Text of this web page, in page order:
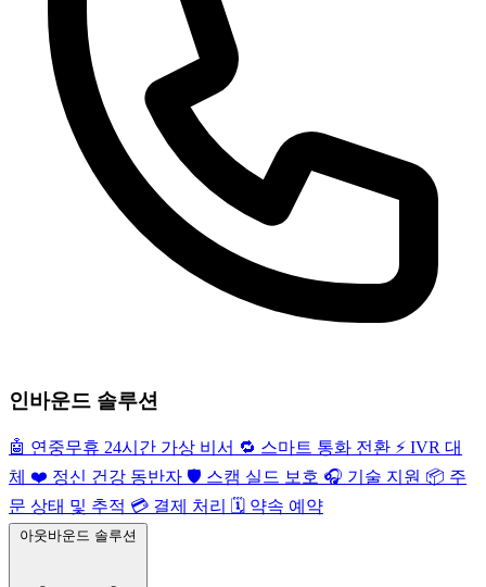
인바운드 솔루션
🤖 연중무휴 24시간 가상 비서 🔁 스마트 통화 전환 ⚡️ IVR 대
체 ❤️ 정신 건강 동반자 🛡️ 스캠 실드 보호 🎧 기술 지원 📦 주
문 상태 및 추적 💳 결제 처리 🗓️ 약속 예약